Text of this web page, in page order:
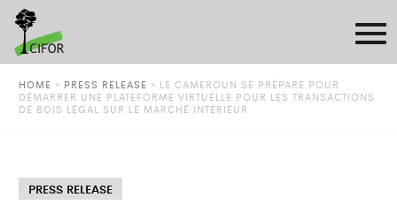
HOME » PRESS RELEASE » LE CAMEROUN SE PRÉPARE POUR
DÉMARRER UNE PLATEFORME VIRTUELLE POUR LES TRANSACTIONS
DE BOIS LÉGAL SUR LE MARCHÉ INTÉRIEUR
PRESS RELEASE